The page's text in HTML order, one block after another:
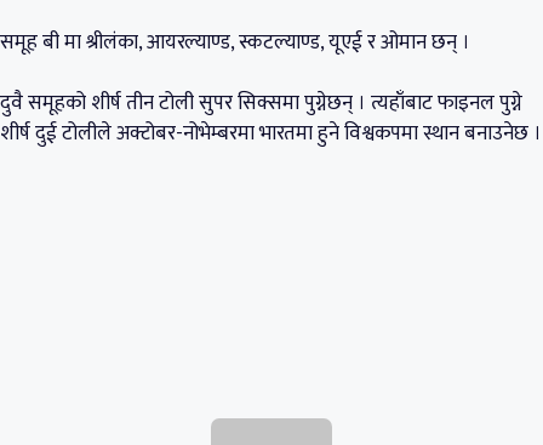
समूह बी मा श्रीलंका, आयरल्याण्ड, स्कटल्याण्ड, यूएई र ओमान छन् ।
दुवै समूहको शीर्ष तीन टोली सुपर सिक्समा पुग्नेछन् । त्यहाँबाट फाइनल पुग्ने
शीर्ष दुई टोलीले अक्टोबर-नोभेम्बरमा भारतमा हुने विश्वकपमा स्थान बनाउनेछ ।